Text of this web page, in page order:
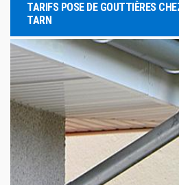
TARIFS POSE DE GOUTTIÈRES
TARN